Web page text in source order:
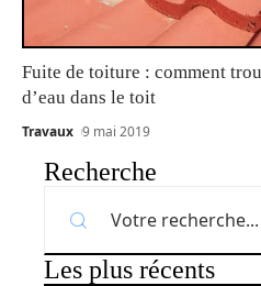
Fuite de toiture : comment
d’eau dans le toit
Travaux 9 mai 2019
Recherche
Les plus récents